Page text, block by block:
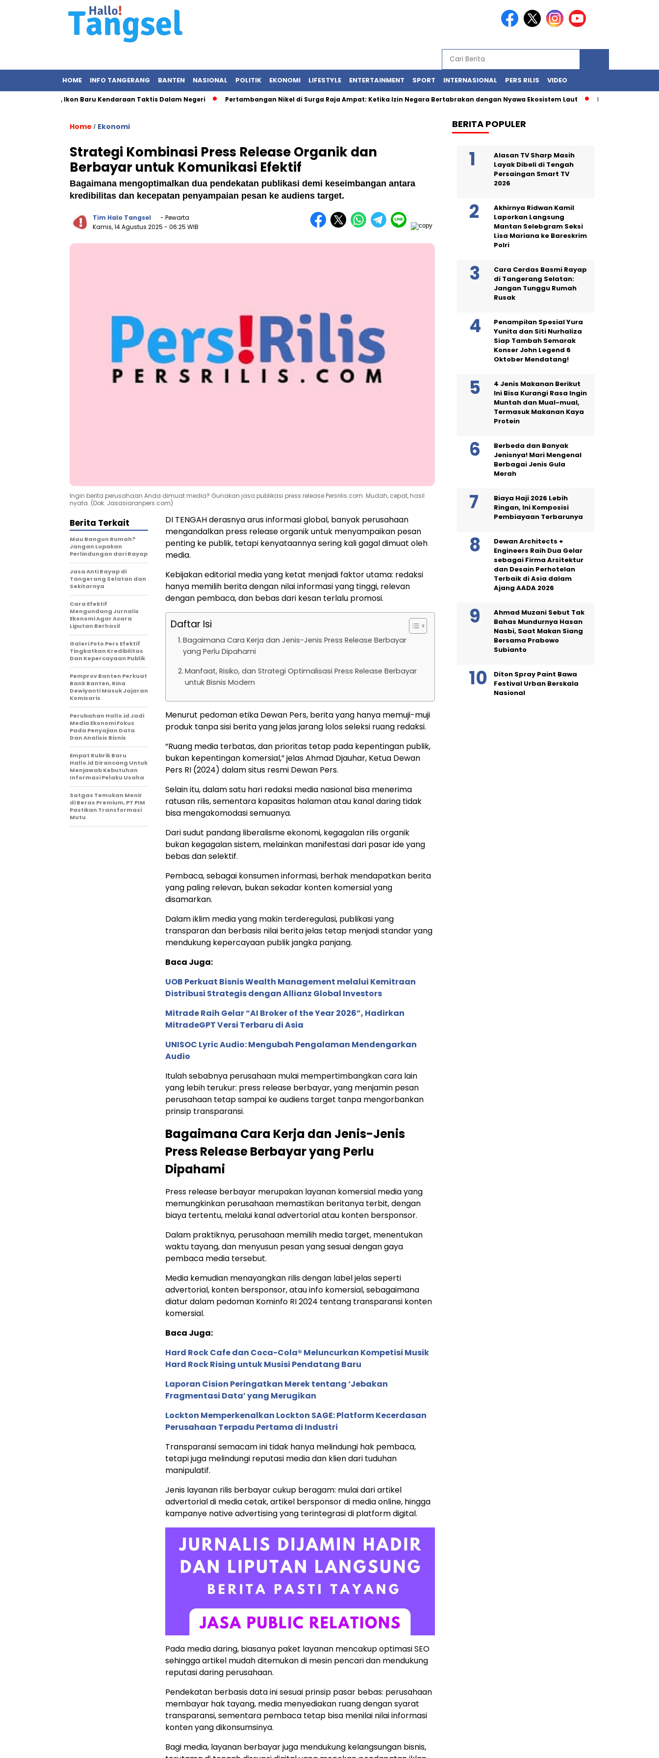
HOME INFO TANGERANG BANTEN NASIONAL POLITIK EKONOMI LIFESTYLE ENTERTAINMENT SPORT INTERNASIONAL PERS RILIS VIDEO
Pandu, Ikon Baru Kendaraan Taktis Dalam Negeri Pertambangan Nikel di Surga Raja Ampat: Ketika Izin Negara Bertabrakan dengan Nyawa Ekosistem Laut Limbah Merah di
Home / Ekonomi
Strategi Kombinasi Press Release Organik dan
Berbayar untuk Komunikasi Efektif
Bagaimana mengoptimalkan dua pendekatan publikasi demi keseimbangan antara
kredibilitas dan kecepatan penyampaian pesan ke audiens target.
Tim Halo Tangsel
- Pewarta
Kamis, 14 Agustus 2025 - 06:25 WIB
Ingin berita perusahaan Anda dimuat media? Gunakan jasa publikasi press release Persrilis.com. Mudah, cepat, hasil
nyata. (Dok. Jasasiaranpers.com)
DI TENGAH derasnya arus informasi global, banyak perusahaan
mengandalkan press release organik untuk menyampaikan pesan
penting ke publik, tetapi kenyataannya sering kali gagal dimuat oleh
media.
Kebijakan editorial media yang ketat menjadi faktor utama: redaksi
hanya memilih berita dengan nilai informasi yang tinggi, relevan
dengan pembaca, dan bebas dari kesan terlalu promosi.
Daftar Isi
Bagaimana Cara Kerja dan Jenis-Jenis Press Release Berbayar
yang Perlu Dipahami
Manfaat, Risiko, dan Strategi Optimalisasi Press Release Berbayar
untuk Bisnis Modern
Menurut pedoman etika Dewan Pers, berita yang hanya memuji-muji
produk tanpa sisi berita yang jelas jarang lolos seleksi ruang redaksi.
“Ruang media terbatas, dan prioritas tetap pada kepentingan publik,
bukan kepentingan komersial,” jelas Ahmad Djauhar, Ketua Dewan
Pers RI (2024) dalam situs resmi Dewan Pers.
Selain itu, dalam satu hari redaksi media nasional bisa menerima
ratusan rilis, sementara kapasitas halaman atau kanal daring tidak
bisa mengakomodasi semuanya.
Dari sudut pandang liberalisme ekonomi, kegagalan rilis organik
bukan kegagalan sistem, melainkan manifestasi dari pasar ide yang
bebas dan selektif.
Pembaca, sebagai konsumen informasi, berhak mendapatkan berita
yang paling relevan, bukan sekadar konten komersial yang
disamarkan.
Dalam iklim media yang makin terderegulasi, publikasi yang
transparan dan berbasis nilai berita jelas tetap menjadi standar yang
mendukung kepercayaan publik jangka panjang.
Baca Juga:
UOB Perkuat Bisnis Wealth Management melalui Kemitraan
Distribusi Strategis dengan Allianz Global Investors
Mitrade Raih Gelar “AI Broker of the Year 2026”, Hadirkan
MitradeGPT Versi Terbaru di Asia
UNISOC Lyric Audio: Mengubah Pengalaman Mendengarkan
Audio
Itulah sebabnya perusahaan mulai mempertimbangkan cara lain
yang lebih terukur: press release berbayar, yang menjamin pesan
perusahaan tetap sampai ke audiens target tanpa mengorbankan
prinsip transparansi.
Bagaimana Cara Kerja dan Jenis-Jenis
Press Release Berbayar yang Perlu
Dipahami
Press release berbayar merupakan layanan komersial media yang
memungkinkan perusahaan memastikan beritanya terbit, dengan
biaya tertentu, melalui kanal advertorial atau konten bersponsor.
Dalam praktiknya, perusahaan memilih media target, menentukan
waktu tayang, dan menyusun pesan yang sesuai dengan gaya
pembaca media tersebut.
Media kemudian menayangkan rilis dengan label jelas seperti
advertorial, konten bersponsor, atau info komersial, sebagaimana
diatur dalam pedoman Kominfo RI 2024 tentang transparansi konten
komersial.
Baca Juga:
Hard Rock Cafe dan Coca-Cola® Meluncurkan Kompetisi Musik
Hard Rock Rising untuk Musisi Pendatang Baru
Laporan Cision Peringatkan Merek tentang ‘Jebakan
Fragmentasi Data’ yang Merugikan
Lockton Memperkenalkan Lockton SAGE: Platform Kecerdasan
Perusahaan Terpadu Pertama di Industri
Transparansi semacam ini tidak hanya melindungi hak pembaca,
tetapi juga melindungi reputasi media dan klien dari tuduhan
manipulatif.
Jenis layanan rilis berbayar cukup beragam: mulai dari artikel
advertorial di media cetak, artikel bersponsor di media online, hingga
kampanye native advertising yang terintegrasi di platform digital.
Pada media daring, biasanya paket layanan mencakup optimasi SEO
sehingga artikel mudah ditemukan di mesin pencari dan mendukung
reputasi daring perusahaan.
Pendekatan berbasis data ini sesuai prinsip pasar bebas: perusahaan
membayar hak tayang, media menyediakan ruang dengan syarat
transparansi, sementara pembaca tetap bisa menilai nilai informasi
konten yang dikonsumsinya.
Bagi media, layanan berbayar juga mendukung kelangsungan bisnis,
Berita Terkait
Mau Bangun Rumah?
Jangan Lupakan
Perlindungan dari Rayap
Jasa Anti Rayap di
Tangerang Selatan dan
Sekitarnya
Cara Efektif
Mengundang Jurnalis
Ekonomi Agar Acara
Liputan Berhasil
Galeri Foto Pers Efektif
Tingkatkan Kredibilitas
Dan Kepercayaan Publik
Pemprov Banten Perkuat
Bank Banten, Rina
Dewiyanti Masuk Jajaran
Komisaris
Perubahan Hallo.id Jadi
Media Ekonomi Fokus
Pada Penyajian Data
Dan Analisis Bisnis
Empat Rubrik Baru
Hallo.id Dirancang Untuk
Menjawab Kebutuhan
Informasi Pelaku Usaha
Satgas Temukan Menir
di Beras Premium, PT PIM
Pastikan Transformasi
Mutu
BERITA POPULER
Alasan TV Sharp Masih
Layak Dibeli di Tengah
Persaingan Smart TV
2026
Akhirnya Ridwan Kamil
Laporkan Langsung
Mantan Selebgram Seksi
Lisa Mariana ke Bareskrim
Polri
Cara Cerdas Basmi Rayap
di Tangerang Selatan:
Jangan Tunggu Rumah
Rusak
Penampilan Spesial Yura
Yunita dan Siti Nurhaliza
Siap Tambah Semarak
Konser John Legend 6
Oktober Mendatang!
4 Jenis Makanan Berikut
Ini Bisa Kurangi Rasa Ingin
Muntah dan Mual-mual,
Termasuk Makanan Kaya
Protein
Berbeda dan Banyak
Jenisnya! Mari Mengenal
Berbagai Jenis Gula
Merah
Biaya Haji 2026 Lebih
Ringan, Ini Komposisi
Pembiayaan Terbarunya
Dewan Architects +
Engineers Raih Dua Gelar
sebagai Firma Arsitektur
dan Desain Perhotelan
Terbaik di Asia dalam
Ajang AADA 2026
Ahmad Muzani Sebut Tak
Bahas Mundurnya Hasan
Nasbi, Saat Makan Siang
Bersama Prabowo
Subianto
Diton Spray Paint Bawa
Festival Urban Berskala
Nasional